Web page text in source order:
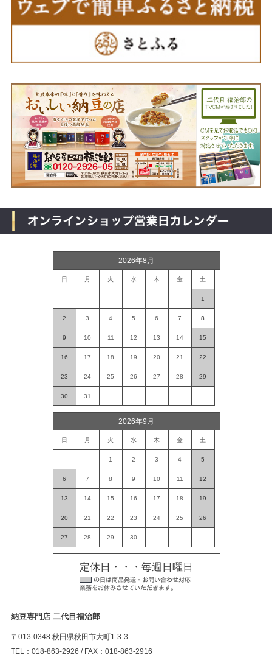
2026年8月
日 月 火 水 木 金 土
1
2 3 4 5 6 7 8
9 10 11 12 13 14 15
16 17 18 19 20 21 22
23 24 25 26 27 28 29
30 31
2026年9月
日 月 火 水 木 金 土
1 2 3 4 5
6 7 8 9 10 11 12
13 14 15 16 17 18 19
20 21 22 23 24 25 26
27 28 29 30
定休日・・・毎週日曜日
納豆専門店 二代目福治郎
〒013-0348 秋田県秋田市大町1-3-3
TEL：018-863-2926 / FAX：018-863-2916